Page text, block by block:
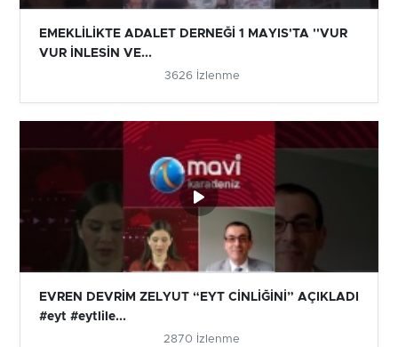
EMEKLİLİKTE ADALET DERNEĞİ 1 MAYIS'TA ''VUR
VUR İNLESİN VE...
3626 İzlenme
EVREN DEVRİM ZELYUT “EYT CİNLİĞİNİ” AÇIKLADI
#eyt #eytlile...
2870 İzlenme